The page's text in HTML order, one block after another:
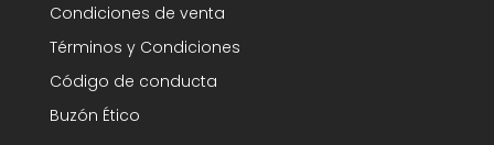
Condiciones de venta
Términos y Condiciones
Código de conducta
Buzón Ético